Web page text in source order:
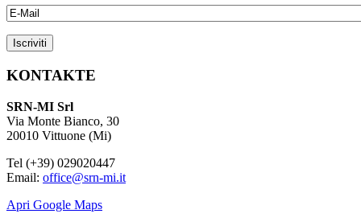
KONTAKTE
SRN-MI Srl
Via Monte Bianco, 30
20010 Vittuone (Mi)
Tel (+39) 029020447
Email: office@srn-mi.it
Apri Google Maps